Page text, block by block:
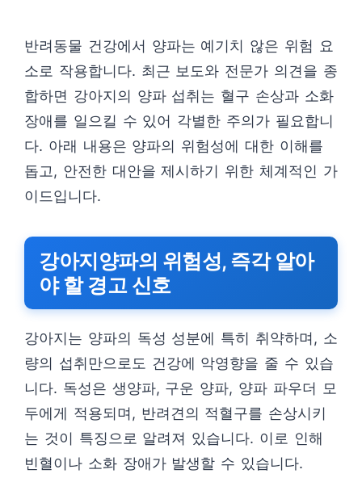
반려동물 건강에서 양파는 예기치 않은 위험 요
소로 작용합니다. 최근 보도와 전문가 의견을 종
합하면 강아지의 양파 섭취는 혈구 손상과 소화
장애를 일으킬 수 있어 각별한 주의가 필요합니
다. 아래 내용은 양파의 위험성에 대한 이해를
돕고, 안전한 대안을 제시하기 위한 체계적인 가
이드입니다.
강아지양파의 위험성, 즉각 알아
야 할 경고 신호
강아지는 양파의 독성 성분에 특히 취약하며, 소
량의 섭취만으로도 건강에 악영향을 줄 수 있습
니다. 독성은 생양파, 구운 양파, 양파 파우더 모
두에게 적용되며, 반려견의 적혈구를 손상시키
는 것이 특징으로 알려져 있습니다. 이로 인해
빈혈이나 소화 장애가 발생할 수 있습니다.